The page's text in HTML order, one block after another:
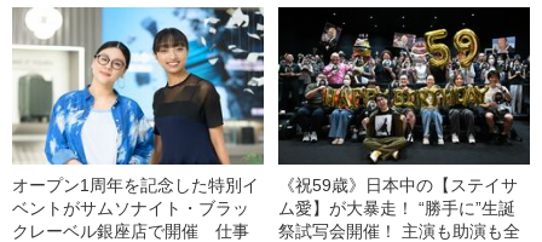
オープン1周年を記念した特別イ
ベントがサムソナイト・ブラッ
クレーベル銀座店で開催 仕事
《祝59歳》日本中の【ステイサ
ム愛】が大暴走！ “勝手に”生誕
祭試写会開催！ 主演も助演も全